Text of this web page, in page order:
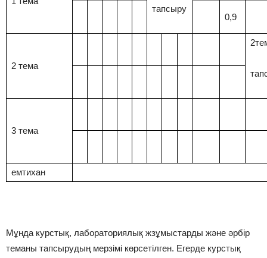
тапсыру
0,9
2 тема
3 тема
емтихан
Мұнда курстық, лабораториялық жзұмыстарды және әрбір
теманы тапсырудың мерзімі көрсетілген. Егерде курстық